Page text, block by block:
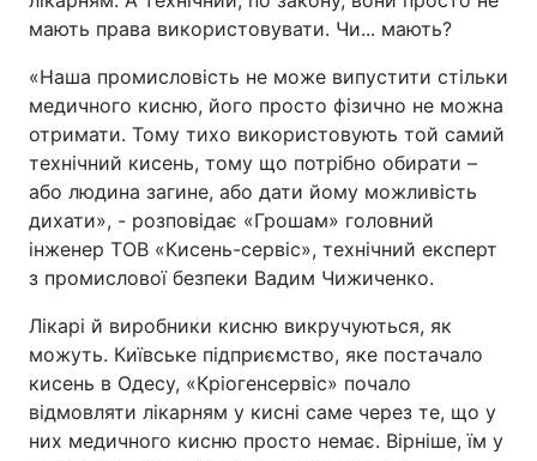
мають права використовувати. Чи... мають?
«Наша промисловість не може випустити стільки
медичного кисню, його просто фізично не можна
отримати. Тому тихо використовують той самий
технічний кисень, тому що потрібно обирати –
або людина загине, або дати йому можливість
дихати», - розповідає «Грошам» головний
інженер ТОВ «Кисень-сервіс», технічний експерт
з промислової безпеки Вадим Чижиченко.
Лікарі й виробники кисню викручуються, як
можуть. Київське підприємство, яке постачало
кисень в Одесу, «Кріогенсервіс» почало
відмовляти лікарням у кисні саме через те, що у
них медичного кисню просто немає. Вірніше, їм у